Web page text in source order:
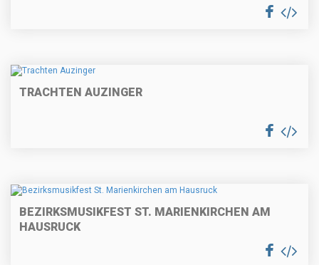
TRACHTEN AUZINGER
BEZIRKSMUSIKFEST ST. MARIENKIRCHEN AM
HAUSRUCK